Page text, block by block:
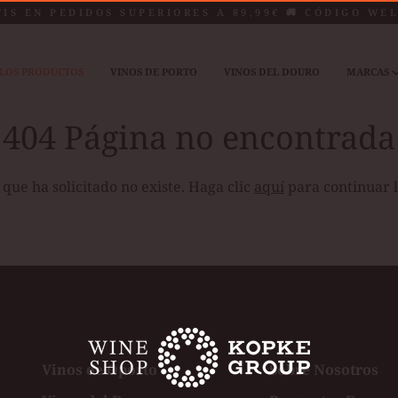
EN PEDIDOS SUPERIORES A 89,99€ 🚚 CÓDIGO
VINOS DE PORTO VINOS DEL DOURO MARCAS
404 Página no encontrada
ha solicitado no existe. Haga clic aquí para continuar
Vinos de Oporto
Sobre Nosotros